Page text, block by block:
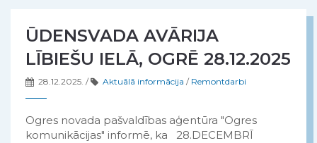
ŪDENSVADA AVĀRIJA
LĪBIEŠU IELĀ, OGRĒ 28.12.2025
28.12.2025. / Aktuālā informācija / Remontdarbi
Ogres novada pašvaldības aģentūra "Ogres
komunikācijas" informē, ka 28.DECEMBRĪ